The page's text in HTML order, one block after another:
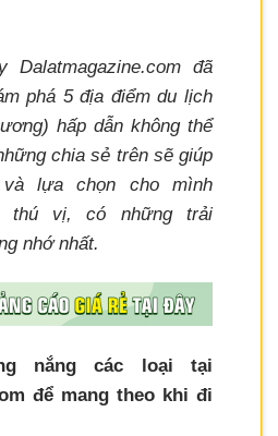
đã
phá 5 địa điểm du lịch
hấp dẫn không thể
chia sẻ trên sẽ giúp
lựa chọn cho mình
thú vị, có những trải
nhớ nhất.
nắng các loại tại
để mang theo khi đi